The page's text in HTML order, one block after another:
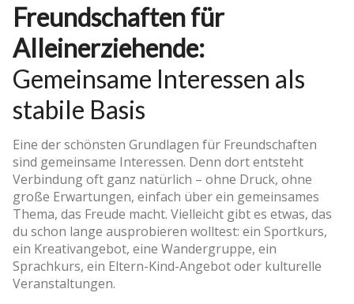
Freundschaften für
Alleinerziehende:
Gemeinsame Interessen als
stabile Basis
Eine der schönsten Grundlagen für Freundschaften
sind gemeinsame Interessen. Denn dort entsteht
Verbindung oft ganz natürlich – ohne Druck, ohne
große Erwartungen, einfach über ein gemeinsames
Thema, das Freude macht. Vielleicht gibt es etwas, das
du schon lange ausprobieren wolltest: ein Sportkurs,
ein Kreativangebot, eine Wandergruppe, ein
Sprachkurs, ein Eltern-Kind-Angebot oder kulturelle
Veranstaltungen.